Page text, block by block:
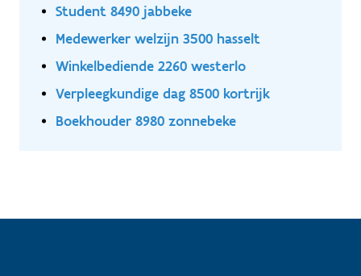
Student 8490 jabbeke
Medewerker welzijn 3500 hasselt
Winkelbediende 2260 westerlo
Verpleegkundige dag 8500 kortrijk
Boekhouder 8980 zonnebeke